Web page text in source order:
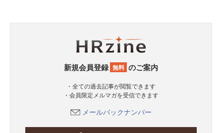
新規会員登録 無料 のご案内
・全ての過去記事が閲覧できます
・会員限定メルマガを受信できます
メールバックナンバー